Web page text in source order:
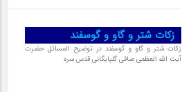
زکات شتر و گاو و گوسفند
زکات شتر و گاو و گوسفند در توضیح المسائل حضرت
آیت الله العظمی صافی گلپایگانی قدس سره